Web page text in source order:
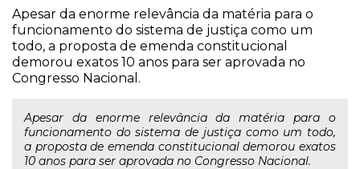
Apesar da enorme relevância da matéria para o
funcionamento do sistema de justiça como um
todo, a proposta de emenda constitucional
demorou exatos 10 anos para ser aprovada no
Congresso Nacional.
Apesar da enorme relevância da matéria para o
funcionamento do sistema de justiça como um todo,
a proposta de emenda constitucional demorou exatos
10 anos para ser aprovada no Congresso Nacional.